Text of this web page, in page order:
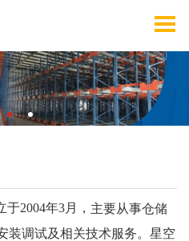
于2004年3月， 主要从事仓储
装调试及相关技术服务。星空